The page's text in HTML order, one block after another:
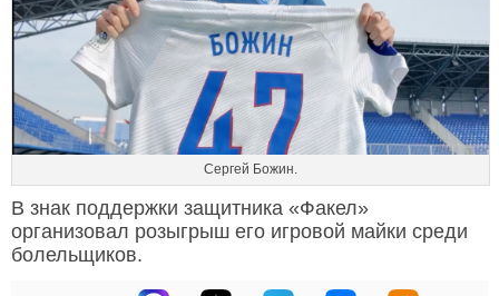
Сергей Божин.
В знак поддержки защитника «Факел»
организовал розыгрыш его игровой майки среди
болельщиков.